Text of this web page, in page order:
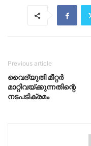
Previous article
വൈദ്യുതി മീറ്റർ
മാറ്റിവയ്ക്കുന്നതിന്റെ
നടപടിക്രമം